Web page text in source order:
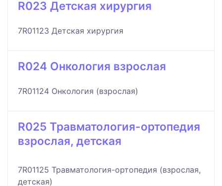
R023 Детская хирургия
7R01123 Детская хирургия
R024 Онкология взрослая
7R01124 Онкология (взрослая)
R025 Травматология-ортопедия
взрослая, детская
7R01125 Травматология-ортопедия (взрослая,
детская)